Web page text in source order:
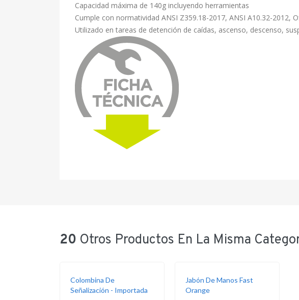
Capacidad máxima de 140g incluyendo herramientas
Cumple con normatividad ANSI Z359.18-2017, ANSI A10.32-2012,
Utilizado en tareas de detención de caídas, ascenso, descenso,
20 Otros Productos En La Misma
Colombina De
Señalización - Importada
Jabón De Manos Fast
Orange